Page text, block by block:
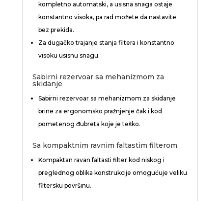
kompletno automatski, a usisna snaga ostaje
konstantno visoka, pa rad možete da nastavite
bez prekida.
Za dugačko trajanje stanja filtera i konstantno
visoku usisnu snagu.
Sabirni rezervoar sa mehanizmom za
skidanje
Sabirni rezervoar sa mehanizmom za skidanje
brine za ergonomsko pražnjenje čak i kod
pometenog đubreta koje je teško.
Sa kompaktnim ravnim faltastim filterom
Kompaktan ravan faltasti filter kod niskog i
preglednog oblika konstrukcije omogućuje veliku
filtersku površinu.